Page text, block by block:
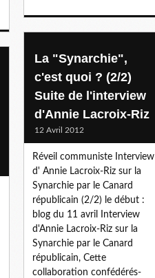
La "Synarchie",
c'est quoi ? (2/2)
Suite de l'interview
d'Annie Lacroix-Riz
12 Avril 2012
Réveil communiste Interview
d' Annie Lacroix-Riz sur la
Synarchie par le Canard
républicain (2/2) le début :
blog du 11 avril Interview
d'Annie Lacroix-Riz sur la
Synarchie par le Canard
républicain, Cette
collaboration confédérés-